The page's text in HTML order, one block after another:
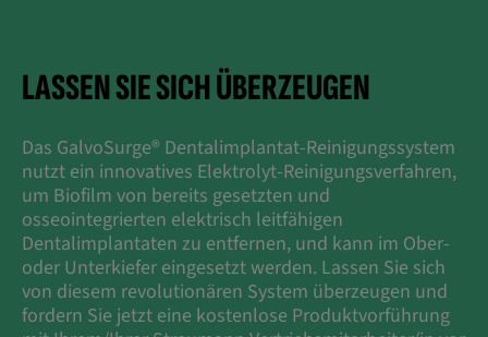
LASSEN SIE SICH ÜBERZEUGEN
Das GalvoSurge® Dentalimplantat-Reinigungssystem
nutzt ein innovatives Elektrolyt-Reinigungsverfahren,
um Biofilm von bereits gesetzten und
osseointegrierten elektrisch leitfähigen
Dentalimplantaten zu entfernen, und kann im Ober-
oder Unterkiefer eingesetzt werden. Lassen Sie sich
von diesem revolutionären System überzeugen und
fordern Sie jetzt eine kostenlose Produktvorführung